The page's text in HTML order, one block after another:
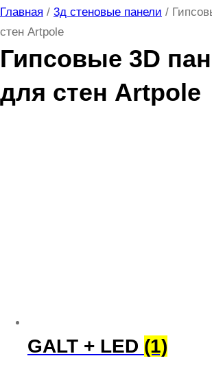
Главная / 3д стеновые панели /
стен Artpole
Гипсовые 3D
для стен Artpole
GALT + LED (1)